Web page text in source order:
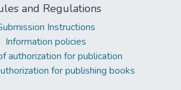
and Regulations
Instructions
Information policies
authorization for publication
for publishing books